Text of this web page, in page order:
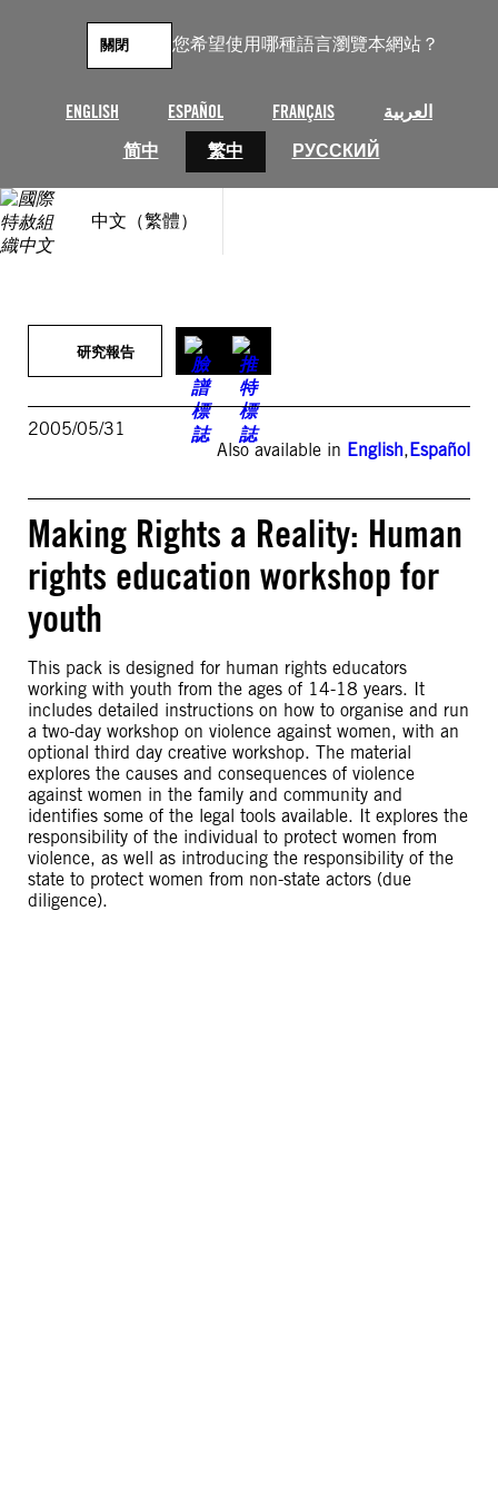
您希望使用哪種語言瀏覽本網站？
ENGLISH ESPAÑOL FRANÇAIS
العربية
简中
繁中 РУССКИЙ
關閉
中文（繁體）
研究報告
2005/05/31
Also available in English,Español
Making Rights a Reality: Human
rights education workshop for
youth
This pack is designed for human rights educators
working with youth from the ages of 14-18 years. It
includes detailed instructions on how to organise and run
a two-day workshop on violence against women, with an
optional third day creative workshop. The material
explores the causes and consequences of violence
against women in the family and community and
identifies some of the legal tools available. It explores the
responsibility of the individual to protect women from
violence, as well as introducing the responsibility of the
state to protect women from non-state actors (due
diligence).